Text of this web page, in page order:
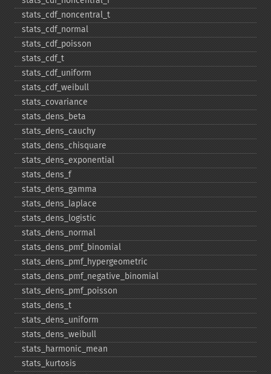
stats_​cdf_​noncentral_​t
stats_​cdf_​normal
stats_​cdf_​poisson
stats_​cdf_​t
stats_​cdf_​uniform
stats_​cdf_​weibull
stats_​covariance
stats_​dens_​beta
stats_​dens_​cauchy
stats_​dens_​chisquare
stats_​dens_​exponential
stats_​dens_​f
stats_​dens_​gamma
stats_​dens_​laplace
stats_​dens_​logistic
stats_​dens_​normal
stats_​dens_​pmf_​binomial
stats_​dens_​pmf_​hypergeometric
stats_​dens_​pmf_​negative_​binomial
stats_​dens_​pmf_​poisson
stats_​dens_​t
stats_​dens_​uniform
stats_​dens_​weibull
stats_​harmonic_​mean
stats_​kurtosis